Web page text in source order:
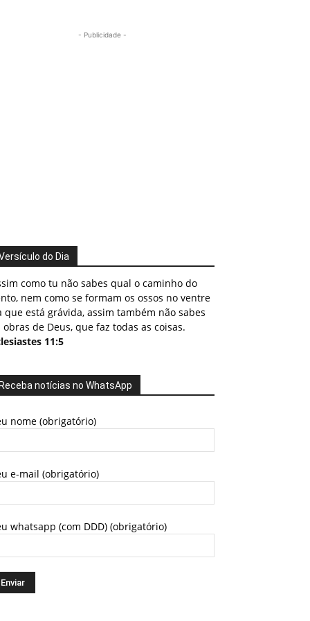
- Publicidade -
do Dia
como tu não sabes qual o caminho do
nem como se formam os ossos no ventre
que está grávida, assim também não sabes
obras de Deus, que faz todas as coisas.
11:5
notícias no WhatsApp
nome (obrigatório)
e-mail (obrigatório)
whatsapp (com DDD) (obrigatório)